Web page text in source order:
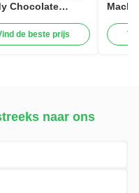
Chocolate
snelheid 120BPM
de beste prijs
naar ons